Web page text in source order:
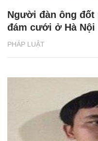
PHÁP LUẬT
Người đàn ông đốt
đám cưới ở Hà Nội